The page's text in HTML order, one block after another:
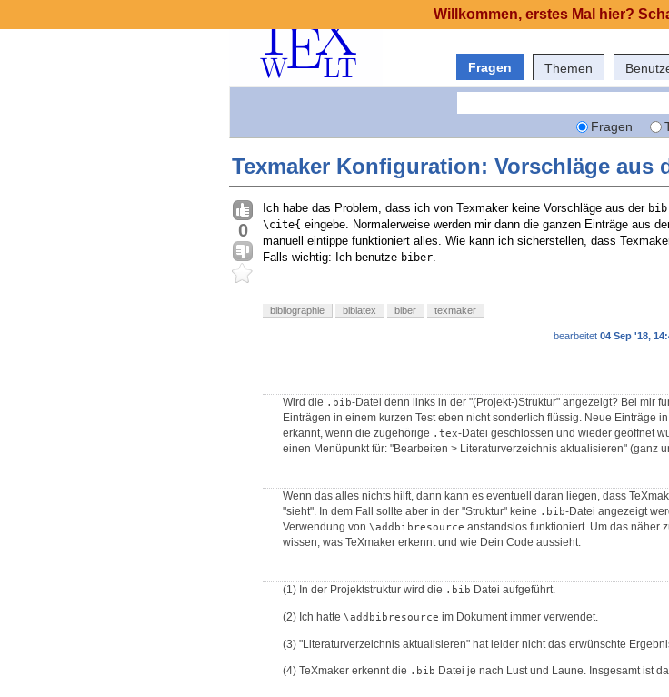
Fragen Themen
Fragen
Texmaker Konfiguration: Vorschläge aus
0
Ich habe das Problem, dass ich von Texmaker keine Vorschläge aus der bib
\cite{ eingebe. Normalerweise werden mir dann die ganzen Einträge aus
manuell eintippe funktioniert alles. Wie kann ich sicherstellen, dass
Falls wichtig: Ich benutze biber.
bibliographie biblatex biber texmaker
bearbeitet 04 Sep '18,
Wird die .bib-Datei denn links in der "(Projekt-)Struktur" angezeigt? Bei mir
Einträgen in einem kurzen Test eben nicht sonderlich flüssig. Neue Einträge
erkannt, wenn die zugehörige .tex-Datei geschlossen und wieder geöffnet
einen Menüpunkt für: "Bearbeiten > Literaturverzeichnis aktualisieren" (ganz
Wenn das alles nichts hilft, dann kann es eventuell daran liegen, dass
"sieht". In dem Fall sollte aber in der "Struktur" keine .bib-Datei angezeigt
Verwendung von \addbibresource anstandslos funktioniert. Um das näher
wissen, was TeXmaker erkennt und wie Dein Code aussieht.
(1) In der Projektstruktur wird die .bib Datei aufgeführt.
(2) Ich hatte \addbibresource im Dokument immer verwendet.
(3) "Literaturverzeichnis aktualisieren" hat leider nicht das erwünschte
(4) TeXmaker erkennt die .bib Datei je nach Lust und Laune. Insgesamt ist
Willkommen, erstes Mal hier?